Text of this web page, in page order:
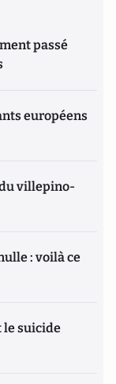
passé
européens
villepino-
: voilà ce
le suicide